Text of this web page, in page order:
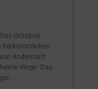
Octopus
herkömmlichen
Andermatt
Wege. Das